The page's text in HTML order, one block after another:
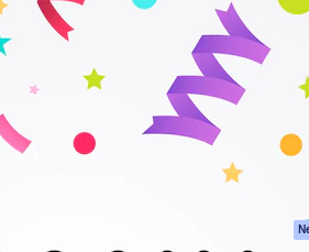
KI-Bildgenerator
Loslegen
Academy
Support
AGB